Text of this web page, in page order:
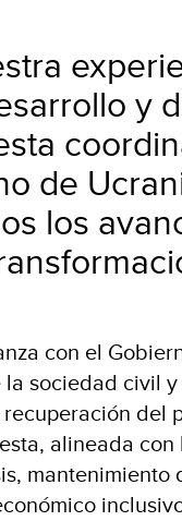
y
de
los
con el
sociedad civil
del
alineada